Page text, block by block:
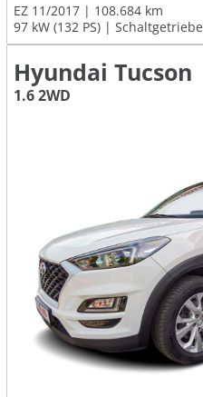
EZ 11/2017
108.684 km
97 kW (132 PS)
Schaltgetriebe
Hyundai Tucson
1.6 2WD